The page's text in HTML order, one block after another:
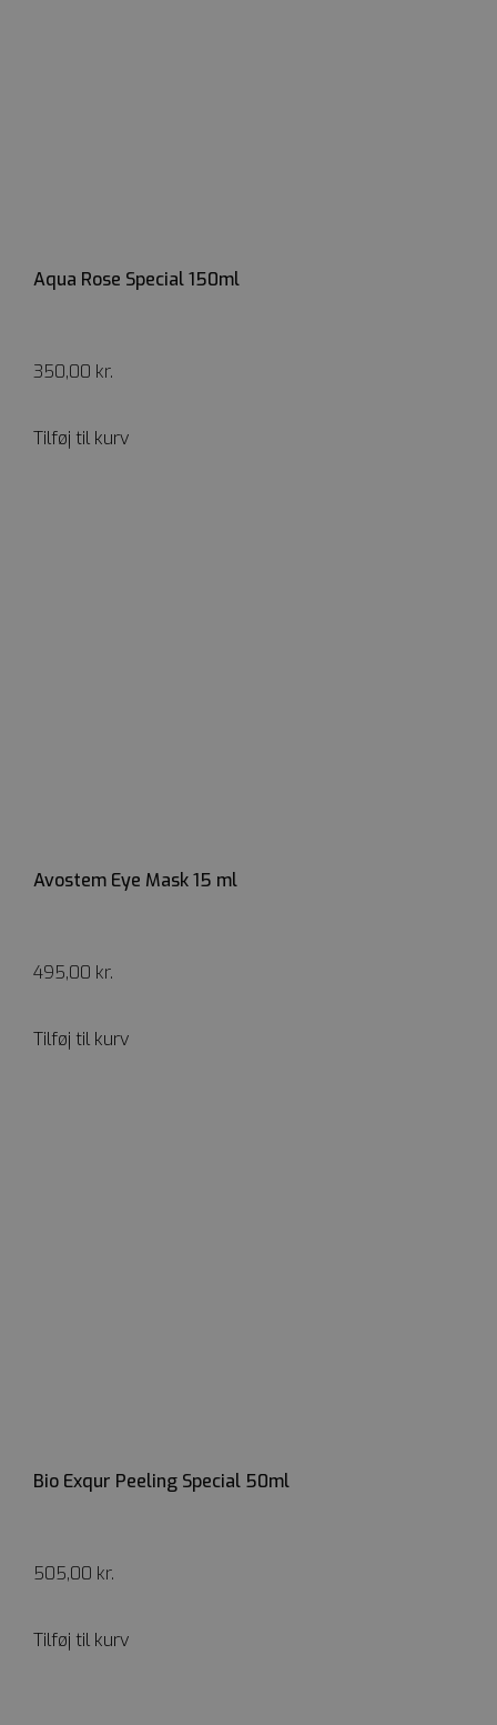
Aqua Rose Special 150ml
350,00 kr.
Tilføj til kurv
Avostem Eye Mask 15 ml
495,00 kr.
Tilføj til kurv
Bio Exqur Peeling Special 50ml
505,00 kr.
Tilføj til kurv